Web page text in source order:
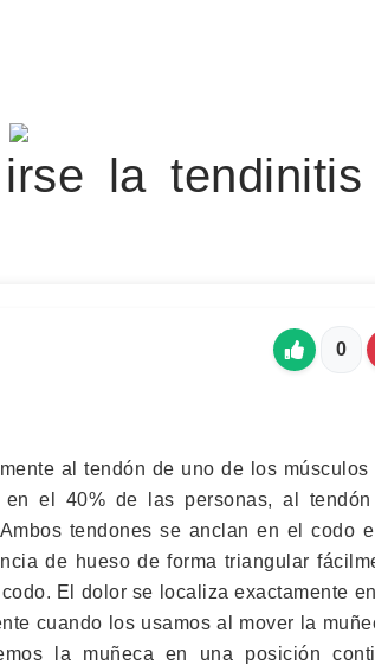
la
0
al tendón de uno de los músculos
el 40% de las personas, al tendón
tendones se anclan en el codo
de hueso de forma triangular
El dolor se localiza exactamente
cuando los usamos al mover la
la muñeca en una posición